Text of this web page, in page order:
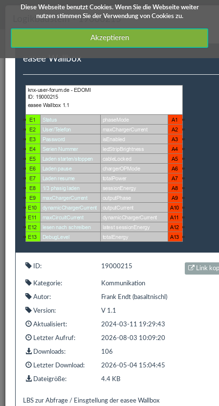
Diese Webseite benutzt Cookies. Wenn Sie die Webseite weiter
nutzen stimmen Sie der Verwendung von Cookies zu.
Akzeptieren
knx-user-forum Service
ETS Produktdatenbanken
Edomi
ID Kategorie Kurzbeschreibung Autor
19000215 Kommunikation easee Wallbox
Frank
Endt
1 bis 1 von 1 Einträgen (gefiltert von 848 Einträgen)
593.9 GB
gezählt seit:
16.02.2016 | Letzter Download: 05.08.2026 23:47:54
Liste Alle Liste HS/FS Liste EDOMI Liste X1/L1
Liste Sonstiges
Logikbaustein - 19000215
easee Wallbox
ID: 19000215 Link
Kategorie: Kommunikation
Autor: Frank Endt (basaltnischl)
Version: V 1.1
Aktualisiert: 2024-03-11 19:29:43
Letzter Aufruf: 2026-08-03 10:09:20
Downloads: 106
Letzter Download: 2026-05-04 15:04:45
Dateigröße: 4.4 KB
LBS zur Abfrage / Einsgtellung der easee Wallbox